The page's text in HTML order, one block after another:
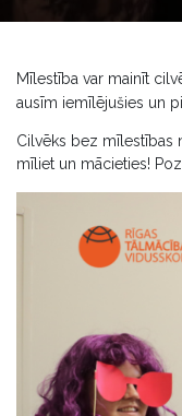
Mīlestība var mainīt
ausīm iemīlējušies un
Cilvēks bez mīlestības
mīliet un mācieties!